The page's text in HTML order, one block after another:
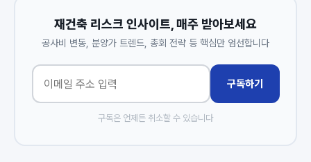
재건축 리스크 인사이트, 매주 받아보세요
공사비 변동, 분양가 트렌드, 총회 전략 등 핵심만 엄선합니다
구독하기
구독은 언제든 취소할 수 있습니다